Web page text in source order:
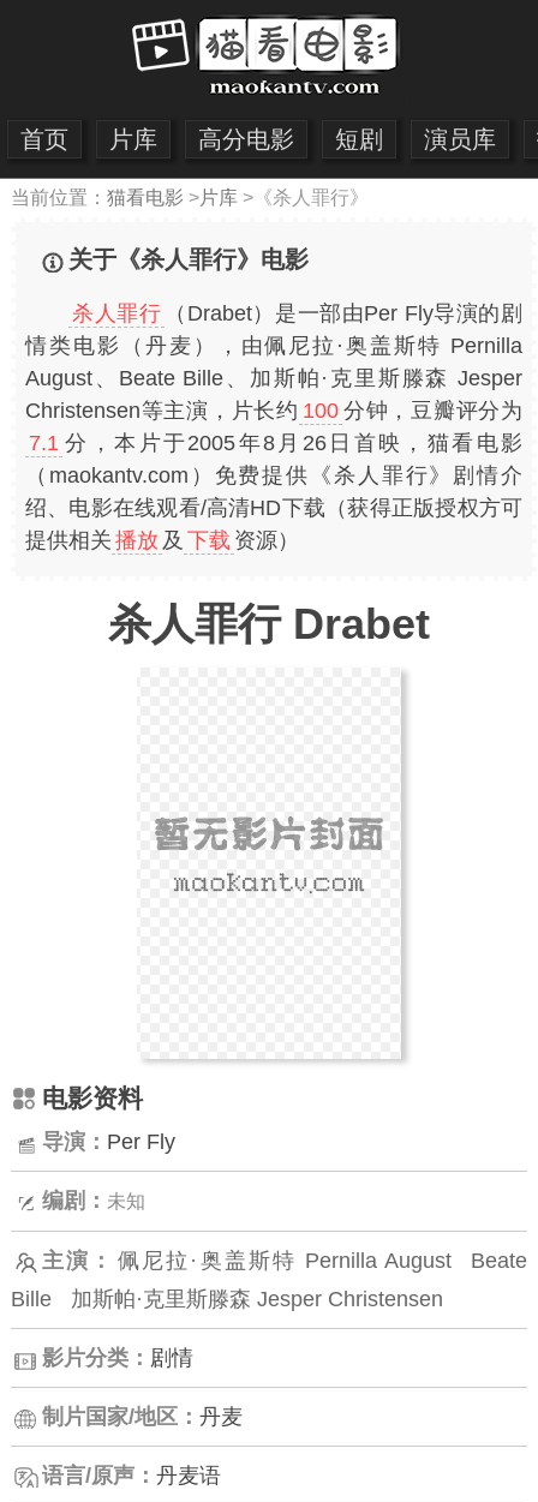
首页 片库 高分电影 短剧 演员库
当前位置： 猫看电影 >片库>《杀人罪行》
关于《杀人罪行》电影
杀人罪行
（Drabet）是一部由Per Fly导演的剧
情类电影（丹麦），由佩尼拉·奥盖斯特 Pernilla
August、Beate Bille、加斯帕·克里斯滕森 Jesper
Christensen等主演，片长约 100 分钟，豆瓣评分为
7.1 分，本片于2005年8月26日首映，猫看电影
（maokantv.com）免费提供《杀人罪行》剧情介
绍、电影在线观看/高清HD下载（获得正版授权方可
提供相关 播放 及 下载 资源）
杀人罪行 Drabet
电影资料
导演： Per Fly
编剧： 未知
主演： 佩尼拉·奥盖斯特 Pernilla August
Beate
Bille
加斯帕·克里斯滕森 Jesper Christensen
影片分类： 剧情
制片国家/地区： 丹麦
语言/原声： 丹麦语